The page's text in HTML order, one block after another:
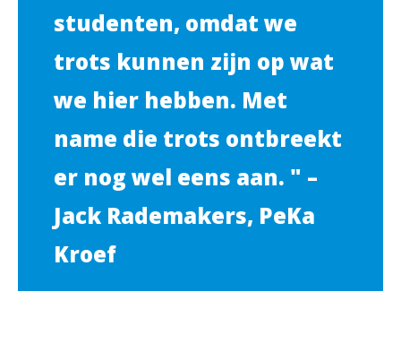
studenten, omdat we
trots kunnen zijn op wat
we hier hebben. Met
name die trots ontbreekt
er nog wel eens aan. " –
Jack Rademakers, PeKa
Kroef